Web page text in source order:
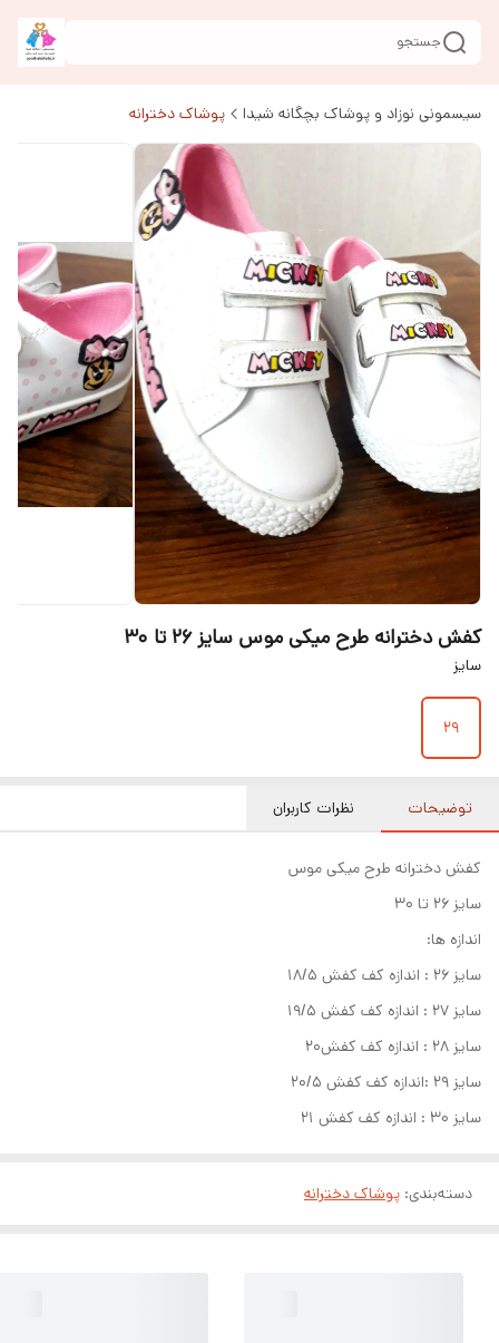
جستجو
سیسمونی نوزاد و پوشاک بچگانه شیدا پوشاک دخترانه
کفش دخترانه طرح میکی موس سایز ۲۶ تا ۳۰
سایز
۲۹
توضیحات نظرات کاربران
کفش دخترانه طرح میکی موس
سایز ۲۶ تا ۳۰
اندازه ها:
سایز ۲۶ : اندازه کف کفش ۱۸/۵
سایز ۲۷ : اندازه کف کفش ۱۹/۵
سایز ۲۸ : اندازه کف کفش۲۰
سایز ۲۹ :اندازه کف کفش ۲۰/۵
سایز ۳۰ : اندازه کف کفش ۲۱
دسته‌بندی: پوشاک دخترانه